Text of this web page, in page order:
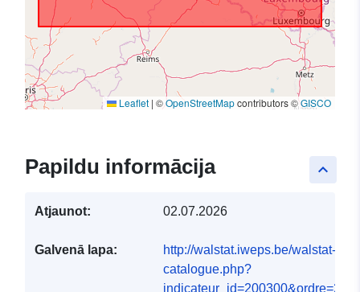
Leaflet | ©OpenStreetMapcontributors ©GISCO
keyboard_arrow_up
Papildu informācija
Atjaunot: 02.07.2026
Galvenā lapa:
http://walstat.iweps.be/walstat-
catalogue.php?
indicateur_id=200300&ordre=2#